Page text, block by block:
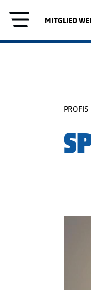
MITGLIED
PROFIS